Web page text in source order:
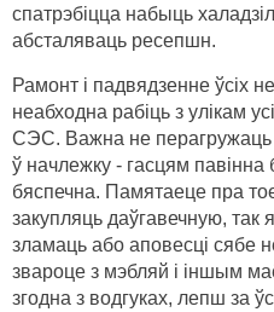
спатрэбіцца набыць
абсталяваць ресепшн.
Рамонт і падвядзенне ўсіх
неабходна рабіць з улікам
СЭС. Важна не перагружаць
ў начлежку - гасцям
бяспечна. Памятаеце пра
закупляць даўгавечную, так
зламаць або аповесці сябе
звароце з мэбляй і іншым
згодна з водгуках, лепш за